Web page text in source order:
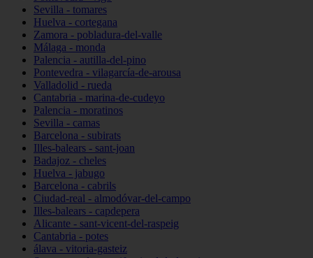
Sevilla - tomares
Huelva - cortegana
Zamora - pobladura-del-valle
Málaga - monda
Palencia - autilla-del-pino
Pontevedra - vilagarcía-de-arousa
Valladolid - rueda
Cantabria - marina-de-cudeyo
Palencia - moratinos
Sevilla - camas
Barcelona - subirats
Illes-balears - sant-joan
Badajoz - cheles
Huelva - jabugo
Barcelona - cabrils
Ciudad-real - almodóvar-del-campo
Illes-balears - capdepera
Alicante - sant-vicent-del-raspeig
Cantabria - potes
álava - vitoria-gasteiz